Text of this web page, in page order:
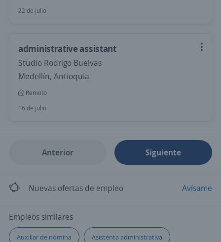
22 de julio
administrative assistant
Studio Rodrigo Buelvas
Medellín, Antioquia
Remoto
16 de julio
Anterior Siguiente
Nuevas ofertas de empleo Avísame
Empleos similares
Auxiliar de nómina Asistenta administrativa